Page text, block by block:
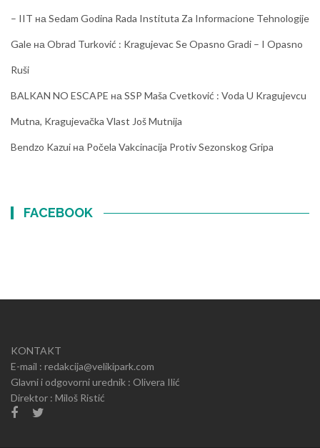
– IIT наSedam Godina Rada Instituta Za Informacione Tehnologije
Gale наObrad Turković : Kragujevac Se Opasno Gradi – I Opasno
Ruši
BALKAN NO ESCAPE наSSP Maša Cvetković : Voda U Kragujevcu
Mutna, Kragujevačka Vlast Još Mutnija
Bendzo Kazui на Počela Vakcinacija Protiv Sezonskog Gripa
FACEBOOK
KONTAKT
E-mail : redakcija@velikipark.com
Glavni i odgovorni urednik : Olivera Ilić
Direktor : Miloš Ristić